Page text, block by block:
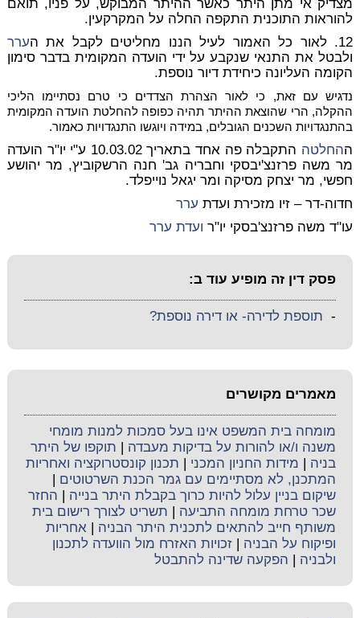
מצדיק אי מתן היתר כאשר ההיתר המבוקש, על פניו, תואם
להוראות התוכנית התקפה החלה על המקרקעין.
12. לאור כל האמור לעיל הננו מחליטים לקבל את ה
ערר
ולבטל את התנאי שנקבע על ידי הועדה המקומית בדבר סימון
הקומה העליונה כיחידת דיור נוספת.
נדגיש עם זאת, כי לאור הצהרת הצדדים כי טרם נסתיימו הליכי
ההקלה, הרי שהוצאת ההיתר תהיה כפופה להחלטת הועדה המקומית
בהתנגדויות השכנים הגובלים, במידה ויוגשו התנגדויות כאמור.
ההחלטה
התקבלה פה אחד בתאריך 10.03.02 ע"י יו"ר הועדה
מר משה פרזנצ'יבסקי וחבריה גב' חנה הרשקוביץ, מר יהושע
חפשי, מר יצחק מסיקה ומר יגאל נוייפלד.
חדוה-דר – זיו מזכירת ועדת ערר
עו"ד משה פרזנצ'בסקי יו"ר ועדת ערר
פסק דין זה מופיע עוד ב:
- תוספת לדירה- או דירה נוספת?
מאמרים מקושרים
מומחה בית המשפט אינו בעל סמכות למנות מומחי
משנה ו/או להורות על בדיקות מעבדה
תוקפו של היתר
בניה
מידות החניון המכני
תכנון קונסטרוקציה ואחריות
המתכנן, לא מסתיימים עם גמר הכנת השרטוטים
שיקום בניין עלול להיות כרוך בקבלת היתר בנייה
החזר
שכר טרחת מומחה התביעה
תשריט לצורך רישום בית
משותף חייב להתאים לתכנית היתר הבניה |אחריות
ופיקוח על הבניה |זכויות האזרח מול הוועדה לתכנון
ולבניה
הפקעה שדינה להתבטל